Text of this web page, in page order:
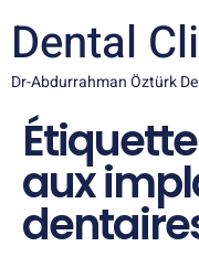
Dental
Dr-Abdurrahman Öztürk
aux